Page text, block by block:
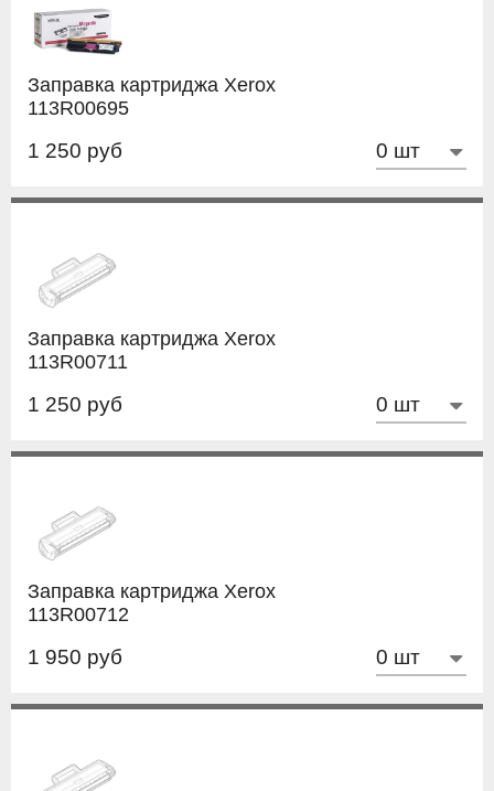
Заправка картриджа Xerox
113R00695
1 250 руб
Заправка картриджа Xerox
113R00711
1 250 руб
Заправка картриджа Xerox
113R00712
1 950 руб